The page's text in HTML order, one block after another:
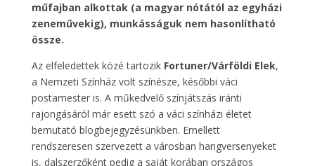
műfajban alkottak (a magyar nótától az egyházi
zeneművekig), munkásságuk nem hasonlítható
össze.
Az elfeledettek közé tartozik Fortuner/Várföldi Elek,
a Nemzeti Színház volt színésze, későbbi váci
postamester is. A műkedvelő színjátszás iránti
rajongásáról már esett szó a váci színházi életet
bemutató blogbejegyzésünkben. Emellett
rendszeresen szervezett a városban hangversenyeket
is, dalszerzőként pedig a saját korában országos